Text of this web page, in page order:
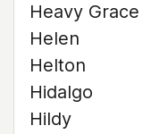
Heavy Grace
Helen
Helton
Hidalgo
Hildy